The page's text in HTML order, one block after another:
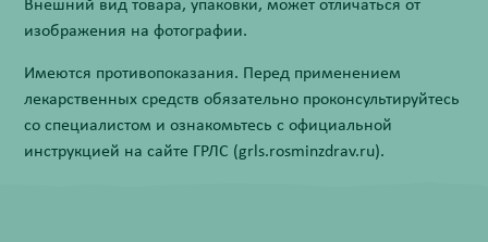
Внешний вид товара, упаковки, может отличаться от
изображения на фотографии.
Имеются противопоказания. Перед применением
лекарственных средств обязательно проконсультируйтесь
со специалистом и ознакомьтесь с официальной
инструкцией на сайте ГРЛС (grls.rosminzdrav.ru).